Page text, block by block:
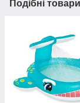
Подібні